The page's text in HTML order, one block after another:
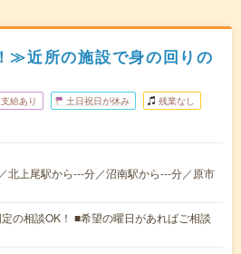
≫近所の施設で身の回りの
給あり 土日祝日が休み 残業なし
北上尾駅から---分／沼南駅から---分／原市
の相談OK！ ■希望の曜日があればご相談